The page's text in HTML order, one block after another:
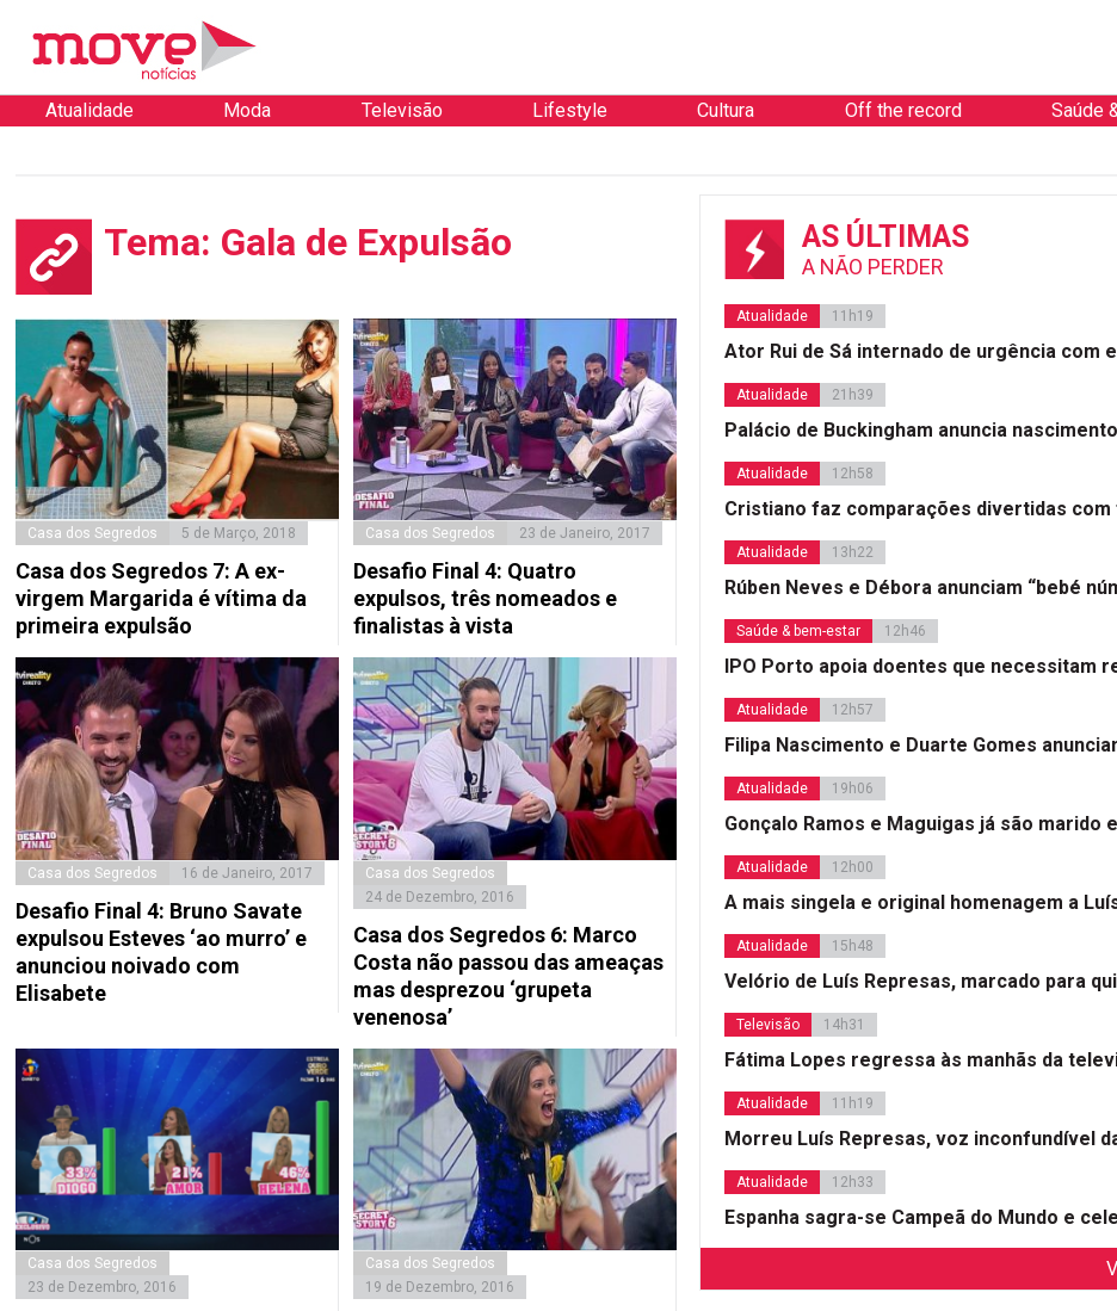
Atualidade Moda Televisão Lifestyle Cultura Off the record Saúde
Tema: Gala de Expulsão
Casa dos Segredos 5 de Março, 2018
Casa dos Segredos 7: A ex-
virgem Margarida é vítima da
primeira expulsão
Casa dos Segredos 23 de Janeiro, 2017
Desafio Final 4: Quatro
expulsos, três nomeados e
finalistas à vista
Casa dos Segredos 16 de Janeiro, 2017
Desafio Final 4: Bruno Savate
expulsou Esteves ‘ao murro’ e
anunciou noivado com
Elisabete
Casa dos Segredos
24 de Dezembro, 2016
Casa dos Segredos 6: Marco
Costa não passou das ameaças
mas desprezou ‘grupeta
venenosa’
Casa dos Segredos
23 de Dezembro, 2016
Casa dos Segredos
19 de Dezembro, 2016
AS ÚLTIMAS
A NÃO PERDER
Atualidade 11h19
Ator Rui de Sá internado de urgência com
Atualidade 21h39
Palácio de Buckingham anuncia
Atualidade 12h58
Cristiano faz comparações divertidas com
Atualidade 13h22
Rúben Neves e Débora anunciam “bebé
Saúde & bem-estar 12h46
IPO Porto apoia doentes que necessitam
Atualidade 12h57
Filipa Nascimento e Duarte Gomes
Atualidade 19h06
Gonçalo Ramos e Maguigas já são marido
Atualidade 12h00
A mais singela e original homenagem a
Atualidade 15h48
Velório de Luís Represas, marcado para
Televisão 14h31
Fátima Lopes regressa às manhãs da
Atualidade 11h19
Morreu Luís Represas, voz inconfundível
Atualidade 12h33
Espanha sagra-se Campeã do Mundo e